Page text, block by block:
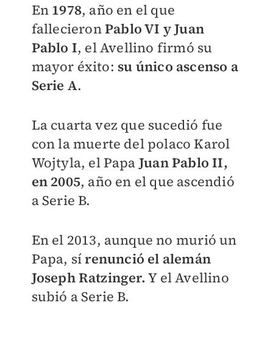
En 1978, año en el que
fallecieronPablo VI y Juan
Pablo I, el Avellino firmó su
mayor éxito: su único ascenso a
Serie A.
La cuarta vez que sucedió fue
con la muerte del polaco Karol
Wojtyla, el Papa Juan Pablo II,
en 2005, año en el que ascendió
a Serie B.
En el 2013, aunque no murió un
Papa, sírenunció el alemán
Joseph Ratzinger.Y el Avellino
subió a Serie B.